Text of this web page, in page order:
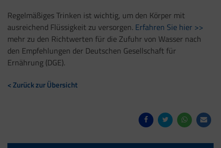
Regelmäßiges Trinken ist wichtig, um den Körper mit
ausreichend Flüssigkeit zu versorgen. Erfahren Sie hier >>
mehr zu den Richtwerten für die Zufuhr von Wasser nach
den Empfehlungen der Deutschen Gesellschaft für
Ernährung (DGE).
< Zurück zur Übersicht